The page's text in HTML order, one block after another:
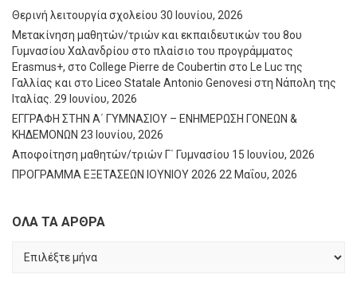
Θερινή λειτουργία σχολείου 30 Ιουνίου, 2026
Μετακίνηση μαθητών/τριών και εκπαιδευτικών του 8ου
Γυμνασίου Χαλανδρίου στο πλαίσιο του προγράμματος
Erasmus+, στο College Pierre de Coubertin στο Le Luc της
Γαλλίας και στο Liceo Statale Antonio Genovesi στη Νάπολη της
Ιταλίας. 29 Ιουνίου, 2026
ΕΓΓΡΑΦΗ ΣΤΗΝ Α΄ ΓΥΜΝΑΣΙΟΥ – ΕΝΗΜΕΡΩΣΗ ΓΟΝΕΩΝ &
ΚΗΔΕΜΟΝΩΝ 23 Ιουνίου, 2026
Αποφοίτηση μαθητών/τριών Γ΄ Γυμνασίου 15 Ιουνίου, 2026
ΠΡΟΓΡΑΜΜΑ ΕΞΕΤΑΣΕΩΝ ΙΟΥΝΙΟΥ 2026 22 Μαΐου, 2026
ΟΛΑ ΤΑ ΑΡΘΡΑ
ΤΑ